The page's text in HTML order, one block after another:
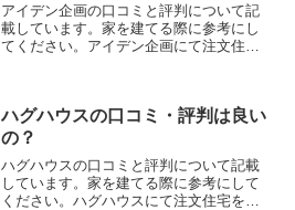
アイデン企画の口コミと評判について記
載しています。家を建てる際に参考にし
てください。アイデン企画にて注文住宅
ハグハウスの口コミ・評判は良い
の？
ハグハウスの口コミと評判について記載
しています。家を建てる際に参考にして
ください。ハグハウスにて注文住宅を実